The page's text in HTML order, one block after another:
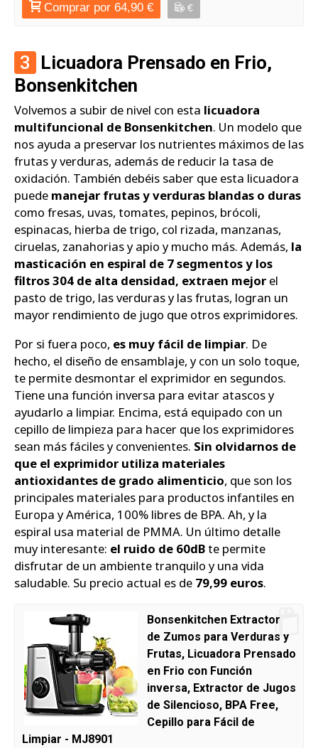
Comprar por 64,90 € €
3 Licuadora Prensado en Frio,
Bonsenkitchen
Volvemos a subir de nivel con esta licuadora
multifuncional de Bonsenkitchen. Un modelo que
nos ayuda a preservar los nutrientes máximos de las
frutas y verduras, además de reducir la tasa de
oxidación. También debéis saber que esta licuadora
puede manejar frutas y verduras blandas o duras
como fresas, uvas, tomates, pepinos, brócoli,
espinacas, hierba de trigo, col rizada, manzanas,
ciruelas, zanahorias y apio y mucho más. Además, la
masticación en espiral de 7 segmentos y los
filtros 304 de alta densidad, extraen mejor el
pasto de trigo, las verduras y las frutas, logran un
mayor rendimiento de jugo que otros exprimidores.
Por si fuera poco, es muy fácil de limpiar. De
hecho, el diseño de ensamblaje, y con un solo toque,
te permite desmontar el exprimidor en segundos.
Tiene una función inversa para evitar atascos y
ayudarlo a limpiar. Encima, está equipado con un
cepillo de limpieza para hacer que los exprimidores
sean más fáciles y convenientes. Sin olvidarnos de
que el exprimidor utiliza materiales
antioxidantes de grado alimenticio, que son los
principales materiales para productos infantiles en
Europa y América, 100% libres de BPA. Ah, y la
espiral usa material de PMMA. Un último detalle
muy interesante: el ruido de 60dBte permite
disfrutar de un ambiente tranquilo y una vida
saludable. Su precio actual es de 79,99 euros.
Bonsenkitchen Extractor
de Zumos para Verduras y
Frutas, Licuadora Prensado
en Frio con Función
inversa, Extractor de Jugos
de Silencioso, BPA Free,
Cepillo para Fácil de
Limpiar - MJ8901